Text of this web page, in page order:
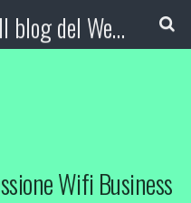
Booking Blog™ - Il blog del Web Marketing Turistico
Wifi Business